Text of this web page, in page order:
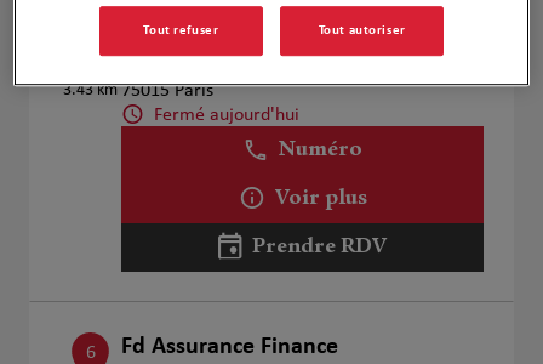
3.43 km
Benjamin Proux et Oana Horge
75015 Paris
Fermé aujourd'hui
Numéro
Voir plus
Prendre RDV
6 Fd Assurance Finance
Tout refuser Tout autoriser